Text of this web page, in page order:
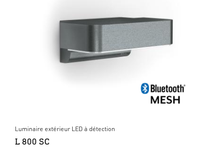
Luminaire extérieur LED à détection
L 800 SC